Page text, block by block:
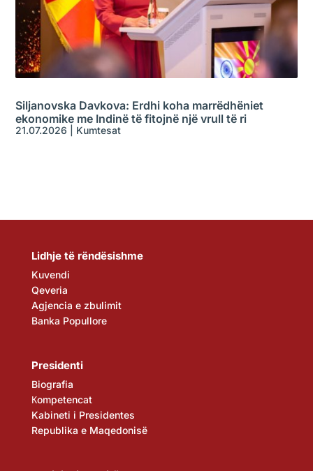
Siljanovska Davkova: Erdhi koha marrëdhëniet
ekonomike me Indinë të fitojnë një vrull të ri
21.07.2026 Kumtesat
Lidhje të rëndësishme
Kuvendi
Qeveria
Agjencia e zbulimit
Banka Popullore
Presidenti
Biografia
Кompetencat
Kabineti i Presidentes
Republika e Maqedonisë